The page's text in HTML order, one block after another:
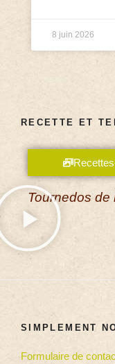
8 juin 2026
RECETTE ET
Tournedos de
SIMPLEMENT
Formulaire de